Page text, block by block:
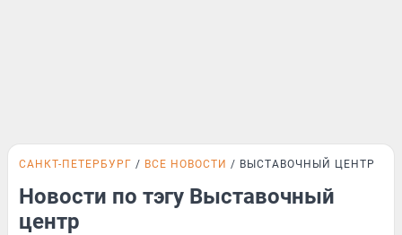
САНКТ-ПЕТЕРБУРГ ВСЕ НОВОСТИ ВЫСТАВОЧНЫЙ ЦЕНТР
Новости по тэгу Выставочный
центр